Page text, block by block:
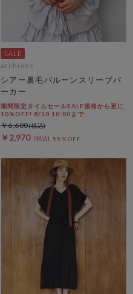
archives
シアー裏毛バルーンスリーブパ
ーカー
期間限定タイムセールSALE価格から更に
10%OFF! 8/10 10:00まで
￥2,970 55％OFF
￥6,600